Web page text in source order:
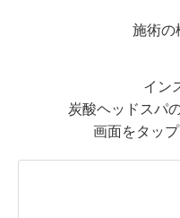
施術の
イン
炭酸ヘッドスパ
画面をタッ